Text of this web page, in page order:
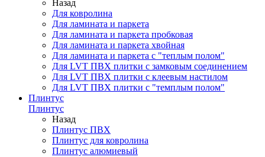
Назад
Для ковролина
Для ламината и паркета
Для ламината и паркета пробковая
Для ламината и паркета хвойная
Для ламината и паркета с "теплым полом"
Для LVT ПВХ плитки с замковым соединением
Для LVT ПВХ плитки с клеевым настилом
Для LVT ПВХ плитки с "темплым полом"
Плинтус
Плинтус
Назад
Плинтус ПВХ
Плинтус для ковролина
Плинтус алюмиевый